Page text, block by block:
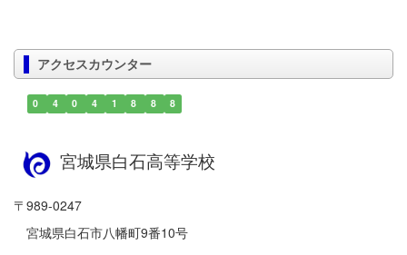
アクセスカウンター
0 4 0 4 1 8 8 8
宮城県白石高等学校
〒989-0247
宮城県白石市八幡町9番10号